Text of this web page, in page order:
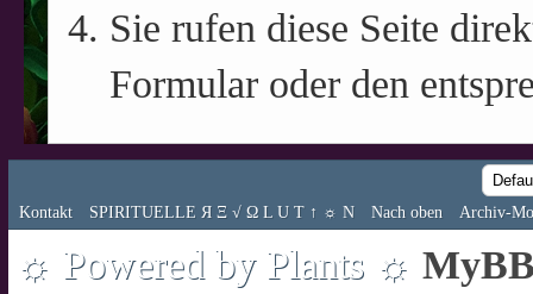
Sie rufen diese Seite
Formular oder den
Kontakt SPIRITUELLE Я Ξ √ Ω L U T ↑ ☼ N Nach oben Archiv-
☼ Powered by Plants ☼